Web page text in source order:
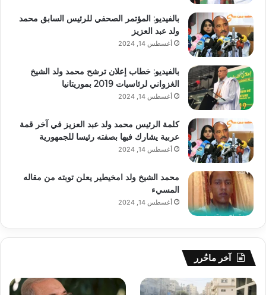
بالفيديو: المؤتمر الصحفي للرئيس السابق محمد
ولد عبد العزيز
أغسطس 14, 2024
بالفيديو: خطاب إعلان ترشح محمد ولد الشيخ
الغزواني لرئاسيات 2019 بموريتانيا
أغسطس 14, 2024
كلمة الرئيس محمد ولد عبد العزيز في آخر قمة
عربية يشارك فيها بصفته رئيسا للجمهورية
أغسطس 14, 2024
محمد الشيخ ولد امخيطير يعلن توبته من مقاله
المسيء
أغسطس 14, 2024
آخر ماحُرر